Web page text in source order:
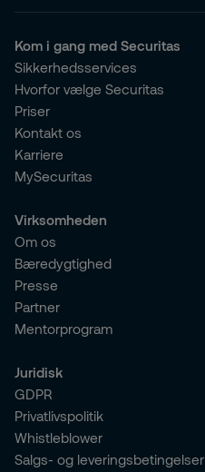
Kom i gang med Securitas
Sikkerhedsservices
Hvorfor vælge Securitas
Priser
Kontakt os
Karriere
MySecuritas
Virksomheden
Om os
Bæredygtighed
Presse
Partner
Mentorprogram
Juridisk
GDPR
Privatlivspolitik
Whistleblower
Salgs- og leveringsbetingelser